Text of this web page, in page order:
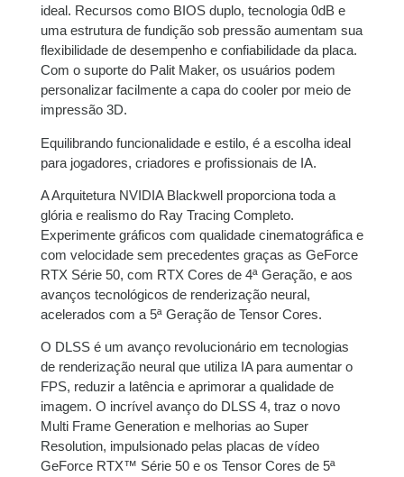
5x deR$ 2.215,58
com juros
R$11.077,90
6x deR$1.857,31
com juros
R$11.143,86
7x deR$1.607,68
com juros
R$ 11.253,76
8x deR$1.414,69
com juros
R$11.317,52
9x deR$ 1.270,20
com juros
R$11.431,80
11x de R$
1.054,04
com juros
R$ 11.594,44
12x deR$975,36com
R$ 11.704,32
ideal. Recursos como BIOS duplo, tecnologia 0dB e
uma estrutura de fundição sob pressão aumentam sua
flexibilidade de desempenho e confiabilidade da placa.
Com o suporte do Palit Maker, os usuários podem
personalizar facilmente a capa do cooler por meio de
impressão 3D.
Equilibrando funcionalidade e estilo, é a escolha ideal
para jogadores, criadores e profissionais de IA.
A Arquitetura NVIDIA Blackwell proporciona toda a
glória e realismo do Ray Tracing Completo.
Experimente gráficos com qualidade cinematográfica e
com velocidade sem precedentes graças as GeForce
RTX Série 50, com RTX Cores de 4ª Geração, e aos
avanços tecnológicos de renderização neural,
acelerados com a 5ª Geração de Tensor Cores.
O DLSS é um avanço revolucionário em tecnologias
de renderização neural que utiliza IA para aumentar o
FPS, reduzir a latência e aprimorar a qualidade de
imagem. O incrível avanço do DLSS 4, traz o novo
Multi Frame Generation e melhorias ao Super
Resolution, impulsionado pelas placas de vídeo
GeForce RTX™ Série 50 e os Tensor Cores de 5ª